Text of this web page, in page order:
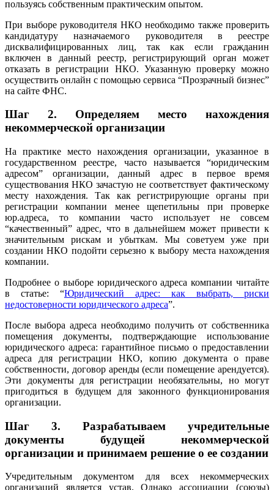
пользуясь собственным практическим опытом.
При выборе руководителя НКО необходимо также проверить
кандидатуру назначаемого руководителя в реестре
дисквалифицированных лиц, так как если гражданин
включен в данный реестр, регистрирующий орган может
отказать в регистрации НКО. Указанную проверку можно
осуществить онлайн с помощью сервиса “Прозрачный бизнес”
на сайте ФНС.
Шаг 2. Определяем место нахождения
некоммерческой организации
На практике место нахождения организации, указанное в
государственном реестре, часто называется “юридическим
адресом” организации, данный адрес в первое время
существования НКО зачастую не соответствует фактическому
месту нахождения. Так как регистрирующие органы при
регистрации компании менее щепетильны при проверке
юр.адреса, то компании часто использует не совсем
“качественный” адрес, что в дальнейшем может привести к
значительным рискам и убыткам. Мы советуем уже при
создании НКО подойти серьезно к выбору места нахождения
компании.
Подробнее о выборе юридического адреса компании читайте
в статье: “Юридический адрес: как выбрать, риски
недостоверности юридического адреса”.
После выбора адреса необходимо получить от собственника
помещения документы, подтверждающие использование
юридического адреса: гарантийное письмо о предоставлении
адреса для регистрации НКО, копию документа о праве
собственности, договор аренды (если помещение арендуется).
Эти документы для регистрации необязательны, но могут
пригодиться в будущем для законного функционирования
организации.
Шаг 3. Разрабатываем учредительные
документы будущей некоммерческой
организации и принимаем решение о ее создании
Учредительным документом для всех некоммерческих
организаций является устав. Однако ассоциации (союзы)